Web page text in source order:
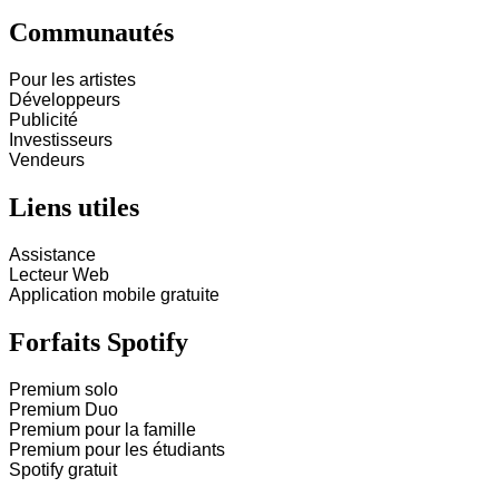
Communautés
Pour les artistes
Développeurs
Publicité
Investisseurs
Vendeurs
Liens utiles
Assistance
Lecteur Web
Application mobile gratuite
Forfaits Spotify
Premium solo
Premium Duo
Premium pour la famille
Premium pour les étudiants
Spotify gratuit